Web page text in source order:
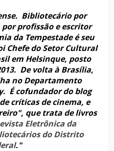
Bibliotecário por
profissão e escritor
da Tempestade é seu
Chefe do Setor Cultural
em Helsinque, posto
De volta à Brasília,
no Departamento
É cofundador do blog
críticas de cinema, e
que trata de livros
Eletrônica da
do Distrito
."